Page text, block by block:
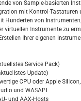
von Sample-basierten
mit Kontrol-Tastaturen
Hunderten von
virtuellen Instrumente zu
Ihrer eigenen
Service Pack)
Update)
CPU oder Apple
und WASAPI
und AAX-Hosts